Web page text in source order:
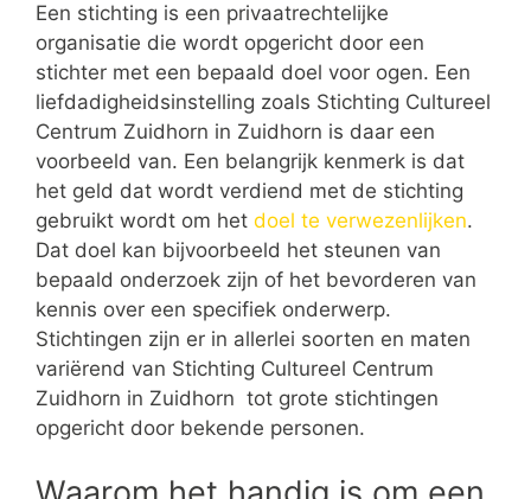
Een stichting is een privaatrechtelijke
organisatie die wordt opgericht door een
stichter met een bepaald doel voor ogen. Een
liefdadigheidsinstelling zoals Stichting Cultureel
Centrum Zuidhorn in Zuidhorn is daar een
voorbeeld van. Een belangrijk kenmerk is dat
het geld dat wordt verdiend met de stichting
gebruikt wordt om het doel te verwezenlijken.
Dat doel kan bijvoorbeeld het steunen van
bepaald onderzoek zijn of het bevorderen van
kennis over een specifiek onderwerp.
Stichtingen zijn er in allerlei soorten en maten
variërend van Stichting Cultureel Centrum
Zuidhorn in Zuidhorn tot grote stichtingen
opgericht door bekende personen.